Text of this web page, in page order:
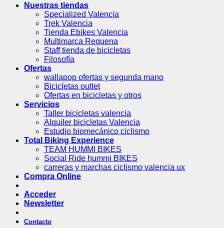
Nuestras tiendas
Specialized Valencia
Trek Valencia
Tienda Ebikes Valencia
Multimarca Requena
Staff tienda de bicicletas
Filosofía
Ofertas
wallapop ofertas y segunda mano
Bicicletas outlet
Ofertas en bicicletas y otros
Servicios
Taller bicicletas valencia
Alquiler bicicletas Valencia
Estudio biomecánico ciclismo
Total Biking Experience
TEAM HUMMI BIKES
Social Ride hummi BIKES
carreras y marchas ciclismo valencia ux
Compra Online
Acceder
Newsletter
Contacto